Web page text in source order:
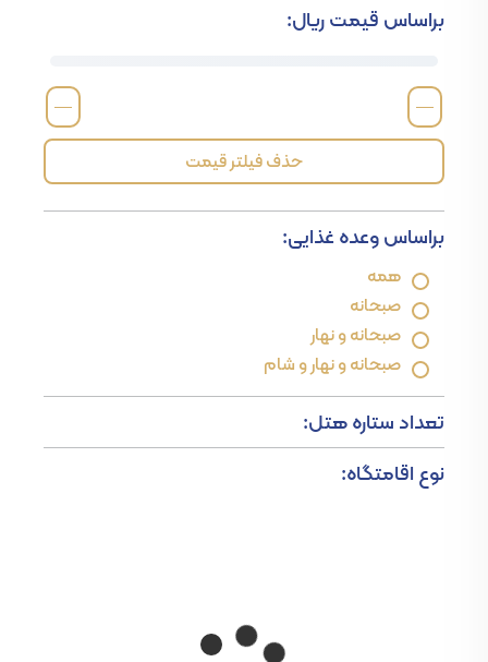
براساس قیمت ریال:
—
—
حذف فیلتر قیمت
براساس وعده غذایی:
همه
صبحانه
صبحانه و نهار
صبحانه و نهار و شام
تعداد ستاره هتل:
نوع اقامتگاه: